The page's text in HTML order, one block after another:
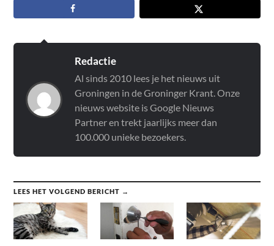
Redactie
Al sinds 2010 lees je het nieuws uit
Groningen in de Groninger Krant. Onze
nieuws website is Google Nieuws
Partner en trekt jaarlijks meer dan
100.000 unieke bezoekers.
LEES HET VOLGEND BERICHT →